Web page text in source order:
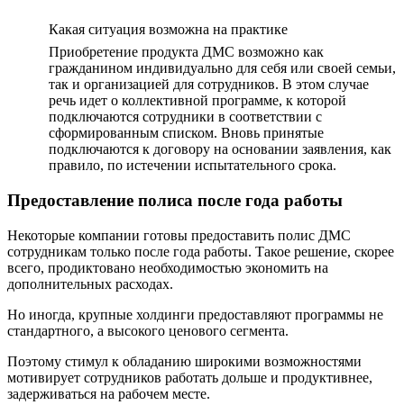
Какая ситуация возможна на практике
Приобретение продукта ДМС возможно как
гражданином индивидуально для себя или своей семьи,
так и организацией для сотрудников. В этом случае
речь идет о коллективной программе, к которой
подключаются сотрудники в соответствии с
сформированным списком. Вновь принятые
подключаются к договору на основании заявления, как
правило, по истечении испытательного срока.
Предоставление полиса после года работы
Некоторые компании готовы предоставить полис ДМС
сотрудникам только после года работы. Такое решение, скорее
всего, продиктовано необходимостью экономить на
дополнительных расходах.
Но иногда, крупные холдинги предоставляют программы не
стандартного, а высокого ценового сегмента.
Поэтому стимул к обладанию широкими возможностями
мотивирует сотрудников работать дольше и продуктивнее,
задерживаться на рабочем месте.